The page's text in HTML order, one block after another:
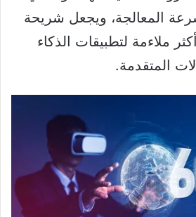
المعالجة، ويجعل شريحة
ملاءمة لتطبيقات الذكاء
المتقدمة.